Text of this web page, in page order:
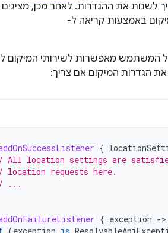
לשנות את ההגדרות. לאחר מכן,
באמצעות קריאה ל-
המשתמש מאפשרות לשירותי המיקום
הגדרות המיקום אם צריך:
{
All location settings are
location requests here.
...
{ exception -